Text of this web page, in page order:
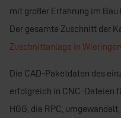
mit großer Erfahrung im
Der gesamte Zuschnitt der
Zuschnittanlage in
Die CAD-Paketdaten des
erfolgreich in CNC-Dateien
HGG, die RPC,